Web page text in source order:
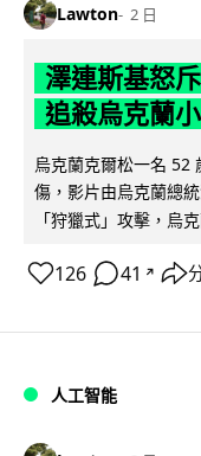
Lawton 2 日
澤連斯基怒
追殺烏克蘭
烏克蘭克爾松一名 52
傷，影片由烏克蘭總
「狩獵式」攻擊，烏
126 41 ↗
人工智能